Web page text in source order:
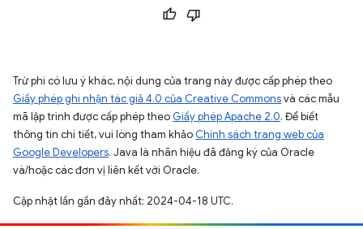
Trừ phi có lưu ý khác, nội dung của trang này được cấp phép theo
Giấy phép ghi nhận tác giả 4.0 của Creative Commonsvà các mẫu
mã lập trình được cấp phép theo Giấy phép Apache 2.0. Để biết
thông tin chi tiết, vui lòng tham khảo Chính sách trang web của
Google Developers. Java là nhãn hiệu đã đăng ký của Oracle
và/hoặc các đơn vị liên kết với Oracle.
Cập nhật lần gần đây nhất: 2024-04-18 UTC.